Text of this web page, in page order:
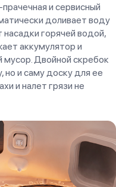
и сервисный
доливает воду
горячей водой,
аккумулятор и
мусор. Двойной скребок
но и саму доску для ее
и налет грязи не